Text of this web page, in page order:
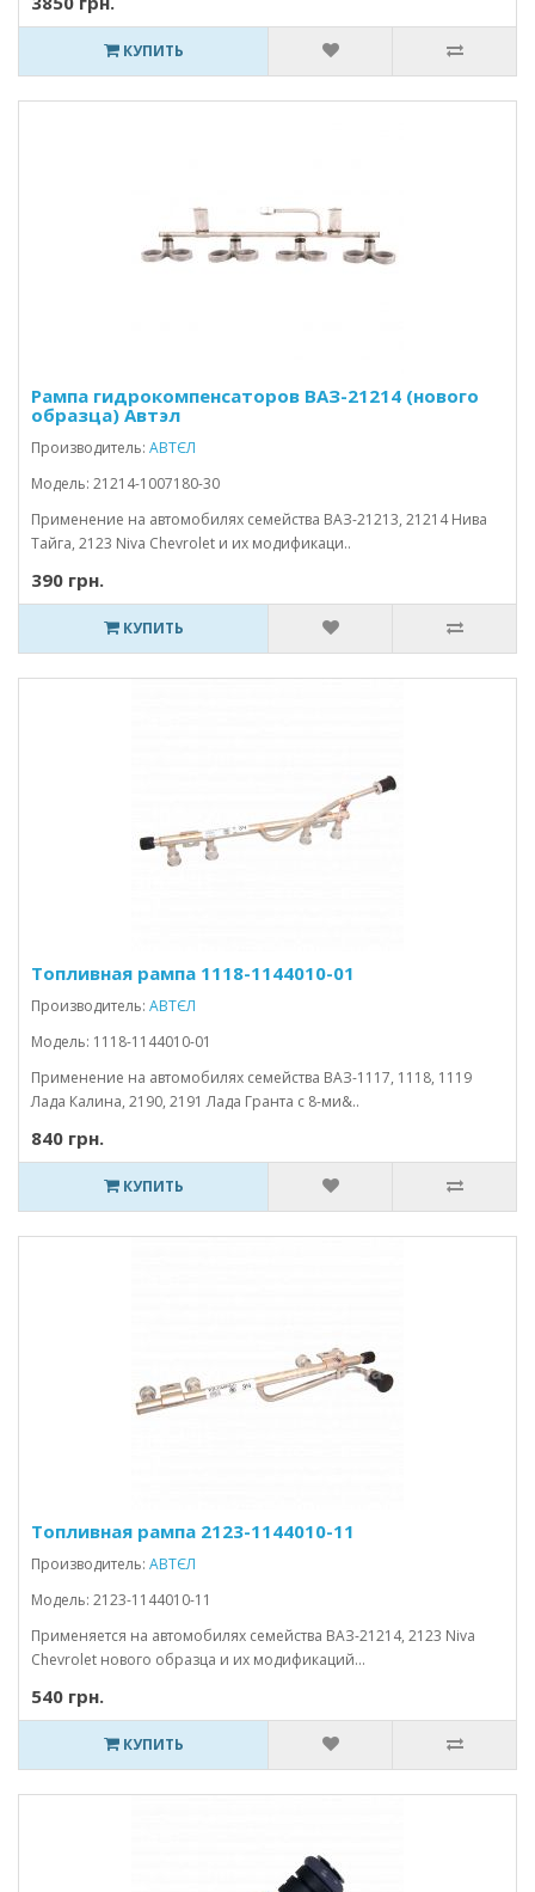
КУПИТЬ
Рампа гидрокомпенсаторов ВАЗ-21214 (нового
образца) Автэл
Производитель: АВТЄЛ
Модель: 21214-1007180-30
Применение на автомобилях семейства ВАЗ-21213, 21214 Нива
Тайга, 2123 Niva Chevrolet и их модификаци..
390 грн.
КУПИТЬ
Топливная рампа 1118-1144010-01
Производитель: АВТЄЛ
Модель: 1118-1144010-01
Применение на автомобилях семейства ВАЗ-1117, 1118, 1119
Лада Калина, 2190, 2191 Лада Гранта с 8-ми&..
840 грн.
КУПИТЬ
Топливная рампа 2123-1144010-11
Производитель: АВТЄЛ
Модель: 2123-1144010-11
Применяется на автомобилях семейства ВАЗ-21214, 2123 Niva
Chevrolet нового образца и их модификаций...
540 грн.
КУПИТЬ